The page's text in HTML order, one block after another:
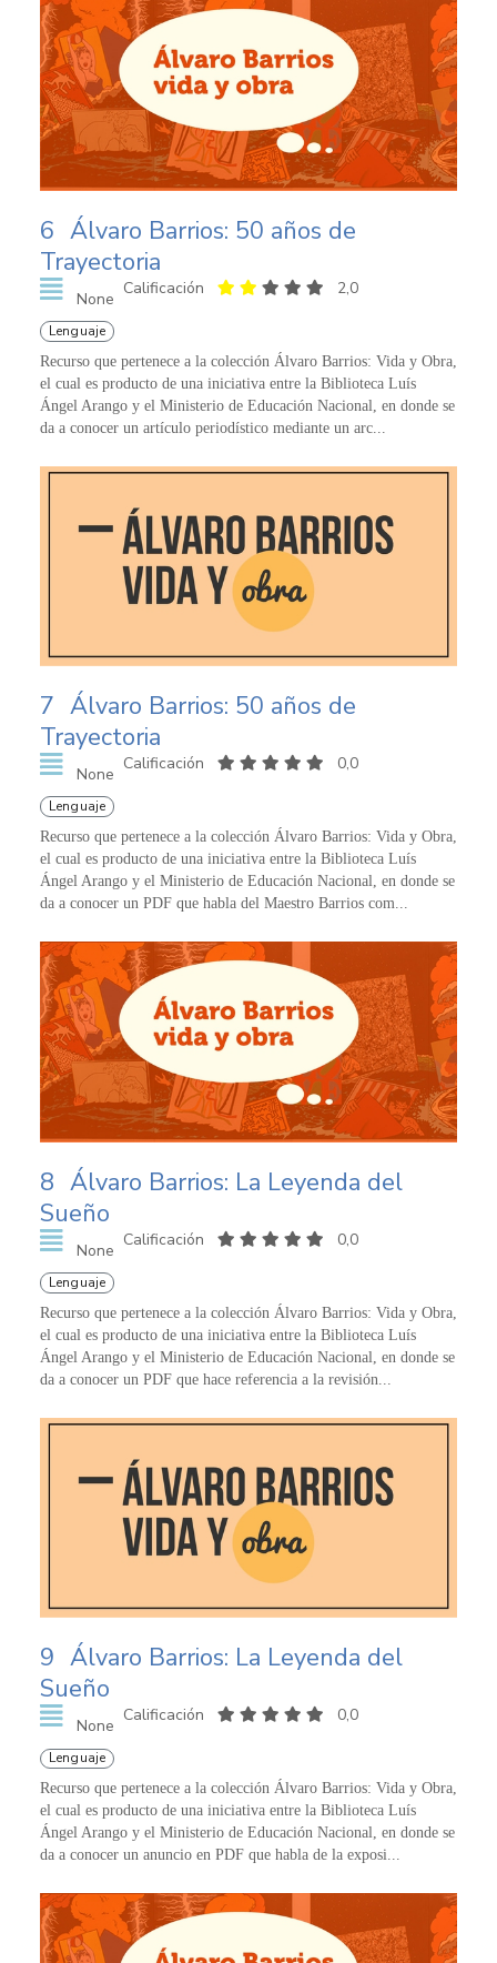
6 Álvaro Barrios: 50 años de
Trayectoria
None
Calificación 2,0
Lenguaje
Recurso que pertenece a la colección Álvaro Barrios: Vida y Obra,
el cual es producto de una iniciativa entre la Biblioteca Luís
Ángel Arango y el Ministerio de Educación Nacional, en donde se
da a conocer un artículo periodístico mediante un arc...
7 Álvaro Barrios: 50 años de
Trayectoria
None
Calificación 0,0
Lenguaje
Recurso que pertenece a la colección Álvaro Barrios: Vida y Obra,
el cual es producto de una iniciativa entre la Biblioteca Luís
Ángel Arango y el Ministerio de Educación Nacional, en donde se
da a conocer un PDF que habla del Maestro Barrios com...
8 Álvaro Barrios: La Leyenda del
Sueño
None
Calificación 0,0
Lenguaje
Recurso que pertenece a la colección Álvaro Barrios: Vida y Obra,
el cual es producto de una iniciativa entre la Biblioteca Luís
Ángel Arango y el Ministerio de Educación Nacional, en donde se
da a conocer un PDF que hace referencia a la revisión...
9 Álvaro Barrios: La Leyenda del
Sueño
None
Calificación 0,0
Lenguaje
Recurso que pertenece a la colección Álvaro Barrios: Vida y Obra,
el cual es producto de una iniciativa entre la Biblioteca Luís
Ángel Arango y el Ministerio de Educación Nacional, en donde se
da a conocer un anuncio en PDF que habla de la exposi...